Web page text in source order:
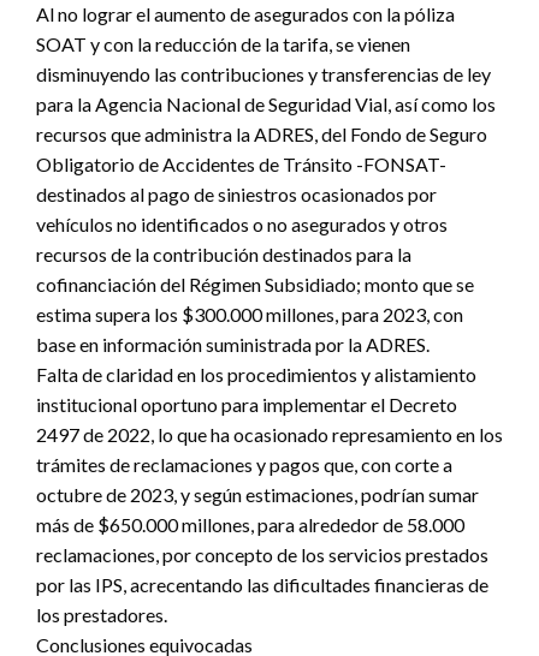
Al no lograr el aumento de asegurados con la póliza
SOAT y con la reducción de la tarifa, se vienen
disminuyendo las contribuciones y transferencias de ley
para la Agencia Nacional de Seguridad Vial, así como los
recursos que administra la ADRES, del Fondo de Seguro
Obligatorio de Accidentes de Tránsito -FONSAT-
destinados al pago de siniestros ocasionados por
vehículos no identificados o no asegurados y otros
recursos de la contribución destinados para la
cofinanciación del Régimen Subsidiado; monto que se
estima supera los $300.000 millones, para 2023, con
base en información suministrada por la ADRES.
Falta de claridad en los procedimientos y alistamiento
institucional oportuno para implementar el Decreto
2497 de 2022, lo que ha ocasionado represamiento en los
trámites de reclamaciones y pagos que, con corte a
octubre de 2023, y según estimaciones, podrían sumar
más de $650.000 millones, para alrededor de 58.000
reclamaciones, por concepto de los servicios prestados
por las IPS, acrecentando las dificultades financieras de
los prestadores.
Conclusiones equivocadas